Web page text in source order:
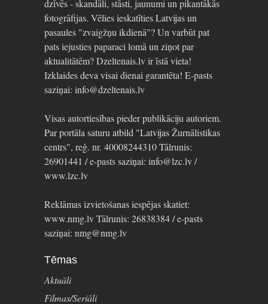
dzīvēs - skandāli, stāsti, jaunumi un pikantākās
fotogrāfijas. Vēlies ieskatīties Latvijas un
pasaules "zvaigžņu ikdienā"? Un varbūt pat
pats iejusties paparaci lomā un ziņot par
aktualitātēm? Dzeltenais.lv ir īstā vieta!
Izklaides deva visai dienai garantēta! E-pasts
saziņai: info@dzeltenais.lv
Visas autortiesības pieder publikāciju autoriem.
Par portāla saturu atbild "Latvijas Žurnālistikas
centrs", reģ. nr. 40008244310 Tālrunis:
26901441 / e-pasts saziņai: info@lzc.lv /
www.lzc.lv
Reklāmas izvietošanas iespējas skatiet:
www.nmg.lv Tālrunis: 26838384 / e-pasts
saziņai: nmg@nmg.lv
Tēmas
Aktuāli
Filmas/Seriāli